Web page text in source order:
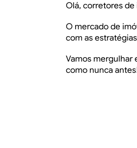
Olá, corretores de
O mercado de
com as
Vamos mergulhar
como nunca